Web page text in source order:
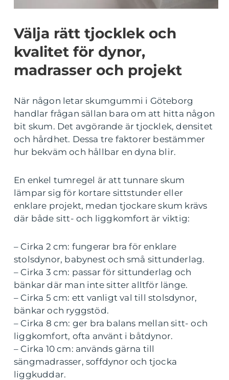
Välja rätt tjocklek och
kvalitet för dynor,
madrasser och projekt
När någon letar skumgummi i Göteborg
handlar frågan sällan bara om att hitta någon
bit skum. Det avgörande är tjocklek, densitet
och hårdhet. Dessa tre faktorer bestämmer
hur bekväm och hållbar en dyna blir.
En enkel tumregel är att tunnare skum
lämpar sig för kortare sittstunder eller
enklare projekt, medan tjockare skum krävs
där både sitt- och liggkomfort är viktig:
– Cirka 2 cm: fungerar bra för enklare
stolsdynor, babynest och små sittunderlag.
– Cirka 3 cm: passar för sittunderlag och
bänkar där man inte sitter alltför länge.
– Cirka 5 cm: ett vanligt val till stolsdynor,
bänkar och ryggstöd.
– Cirka 8 cm: ger bra balans mellan sitt- och
liggkomfort, ofta använt i båtdynor.
– Cirka 10 cm: används gärna till
sängmadrasser, soffdynor och tjocka
liggkuddar.